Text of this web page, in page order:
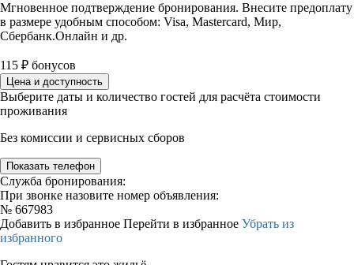
Мгновенное подтверждение бронирования. Внесите предоплату
в размере удобным способом: Visa, Mastercard, Мир,
Сбербанк.Онлайн и др.
115 ₽ бонусов
Цена и доступность
Выберите даты и количество гостей для расчёта стоимости
проживания
Без комиссии и сервисных сборов
Показать телефон
Служба бронирования:
При звонке назовите номер объявления:
№ 667983
Добавить в избранное Перейти в избранное Убрать из
избранного